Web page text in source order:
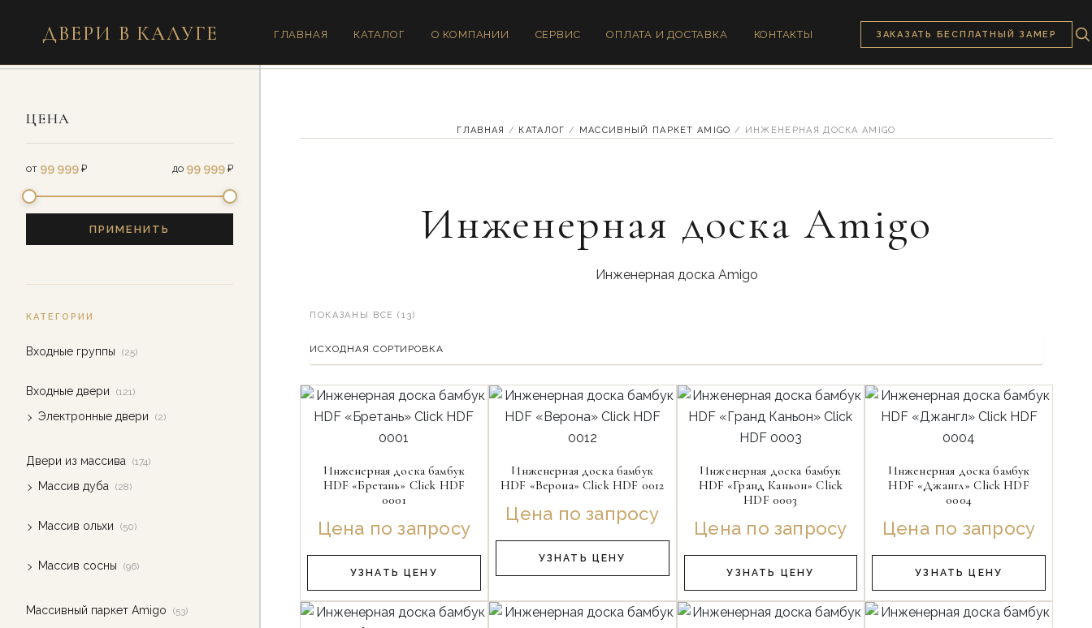
ДВЕРИ В КАЛУГЕ ГЛАВНАЯ КАТАЛОГ О КОМПАНИИ СЕРВИС ОПЛАТА И ДОСТАВКА КОНТАКТЫ ЗАКАЗАТЬ БЕСПЛАТНЫЙ ЗАМЕР
ЦЕНА
от 99 999 ₽ до 99 999 ₽
ПРИМЕНИТЬ
КАТЕГОРИИ
Входные группы (25)
Входные двери (121)
Электронные двери (2)
Двери из массива (174)
Массив дуба (28)
Массив ольхи (50)
Массив сосны (96)
Массивный паркет Amigo (53)
ГЛАВНАЯ / КАТАЛОГ / МАССИВНЫЙ ПАРКЕТ AMIGO / ИНЖЕНЕРНАЯ ДОСКА AMIGO
Инженерная доска Amigo
Инженерная доска Amigo
ПОКАЗАНЫ ВСЕ (13)
Инженерная доска бамбук
HDF «Бретань» Click HDF
0001
Цена по запросу
УЗНАТЬ ЦЕНУ
Инженерная доска бамбук
HDF «Верона» Click HDF 0012
Цена по запросу
УЗНАТЬ ЦЕНУ
Инженерная доска бамбук
HDF «Гранд Каньон» Click
HDF 0003
Цена по запросу
УЗНАТЬ ЦЕНУ
Инженерная доска бамбук
HDF «Джангл» Click HDF
0004
Цена по запросу
УЗНАТЬ ЦЕНУ